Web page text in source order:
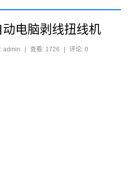
电脑剥线扭线机
admin | 查看: 1726 | 评论: 0